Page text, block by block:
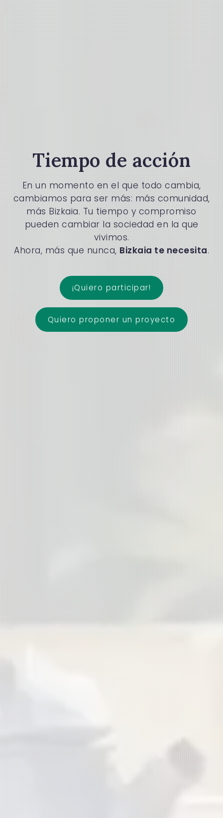
Tiempo de acción
En un momento en el que todo cambia,
cambiamos para ser más: más comunidad,
más Bizkaia. Tu tiempo y compromiso
pueden cambiar la sociedad en la que
vivimos.
Ahora, más que nunca, Bizkaia te necesita.
¡Quiero participar!
Quiero proponer un proyecto